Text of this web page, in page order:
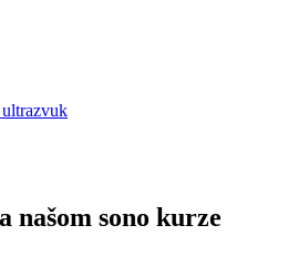
našom sono kurze